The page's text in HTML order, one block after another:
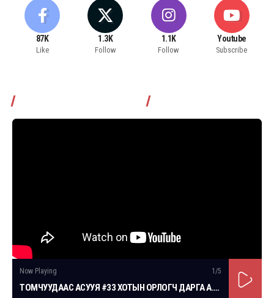
87K
Like
1.3K
Follow
1.1K
Follow
Youtube
Subscribe
Now Playing 1 /5
ТОМЧУУДААС АСУУЯ #33 ХОТЫН ОРЛОГЧ ДАРГА А.АМАРТҮВШИН